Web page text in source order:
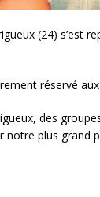
(24) s’est
réservé
des
notre plus